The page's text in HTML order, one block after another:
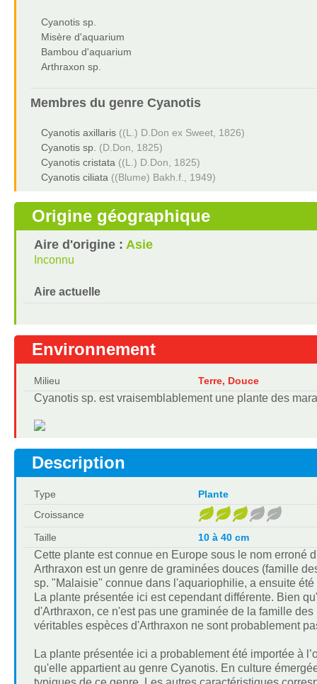
Cyanotis sp.
Misère d'aquarium
Bambou d'aquarium
Arthraxon sp.
Membres du genre Cyanotis
Cyanotis axillaris ((L.) D.Don ex Sweet, 1826)
Cyanotis sp. (D.Don, 1825)
Cyanotis cristata ((L.) D.Don, 1825)
Cyanotis ciliata ((Blume) Bakh.f., 1949)
Origine géographique
Aire d'origine : Asie
Inconnu
Aire actuelle
Environnement
Milieu Terre, Douce
Cyanotis sp. est vraisemblablement une plante des
Description
Type
Plante
Croissance
Taille
10 à 40 cm
Cette plante est connue en Europe sous le nom erroné
Arthraxon est un genre de graminées douces (famille
sp. "Malaisie" connue dans l'aquariophilie, a ensuite
La plante présentée ici est cependant différente. Bien
d'Arthraxon, ce n'est pas une graminée de la famille
véritables espèces d'Arthraxon ne sont probablement
La plante présentée ici a probablement été importée à
qu'elle appartient au genre Cyanotis. En culture